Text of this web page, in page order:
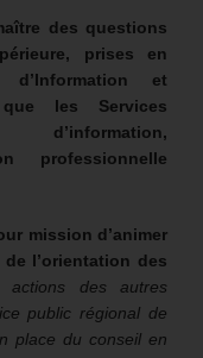
des questions
prises en
et
les Services
d’information,
professionnelle
mission d’animer
l’orientation des
actions des autres
public régional de
place du conseil en